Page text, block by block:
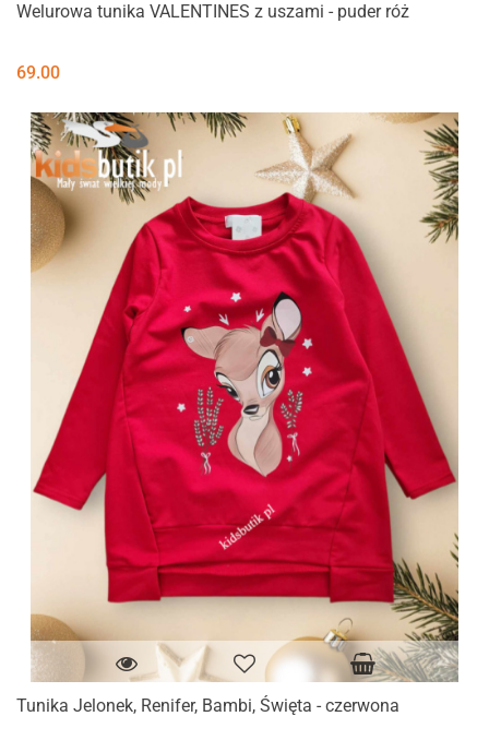
Welurowa tunika VALENTINES z uszami - puder róż
69.00
Tunika Jelonek, Renifer, Bambi, Święta - czerwona